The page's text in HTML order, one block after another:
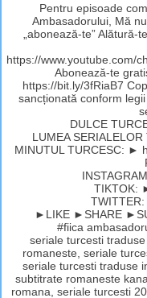
Pentru episoade
Ambasadorului, Mă
„abonează-te”
https://www.youtube.com/
Abonează-te
https://bit.ly/3fRiaB7
sancționată conform
DULCE
LUMEA
MINUTUL TURCESC: ►
TIKTOK:
►LIKE ►SHARE
#fiica
seriale turcesti
romaneste, seriale
seriale turcesti traduse
subtitrate romaneste
romana, seriale turcesti